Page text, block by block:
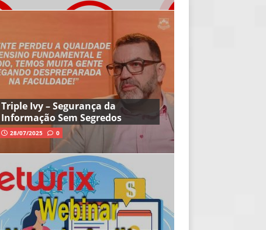
Triple Ivy – Segurança da
Informação Sem Segredos
28/07/2025 0